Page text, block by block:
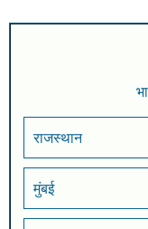
राजस्थान
मुंबई